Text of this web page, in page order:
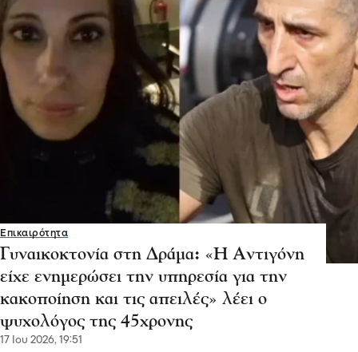
Επικαιρότητα
Γυναικοκτονία στη Δράμα: «Η Αντιγόνη
είχε ενημερώσει την υπηρεσία για την
κακοποίηση και τις απειλές» λέει ο
ψυχολόγος της 45χρονης
17 Ιου 2026, 19:51